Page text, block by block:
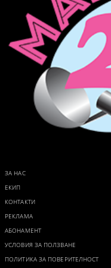
ЗА НАС
ЕКИП
КОНТАКТИ
РЕКЛАМА
АБОНАМЕНТ
УСЛОВИЯ ЗА ПОЛЗВАНЕ
ПОЛИТИКА ЗА ПОВЕРИТЕЛНОСТ